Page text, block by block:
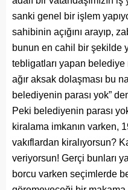
sanki genel bir işlem
sahibinin açığını arayıp,
bunun en cahil bir şekilde
tebligatları yapan belediye
ağır aksak dolaşması bu
belediyenin parası yok”
Peki belediyenin parası
kiralama imkanın varken,
vakıflardan kiralıyorsun?
veriyorsun! Gerçi bunları
borcu varken seçimlerde